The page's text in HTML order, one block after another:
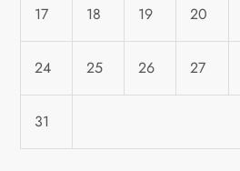
17 18 19 20
24 25 26 27
31